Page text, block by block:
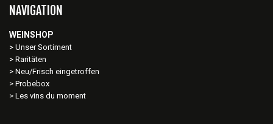
NAVIGATION
WEINSHOP
Unser Sortiment
Raritäten
Neu/Frisch eingetroffen
Probebox
Les vins du moment